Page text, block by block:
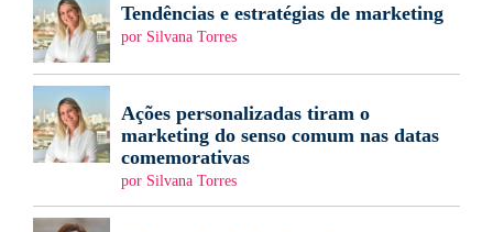
Tendências e estratégias de marketing
por Silvana Torres
Ações personalizadas tiram o
marketing do senso comum nas datas
comemorativas
por Silvana Torres